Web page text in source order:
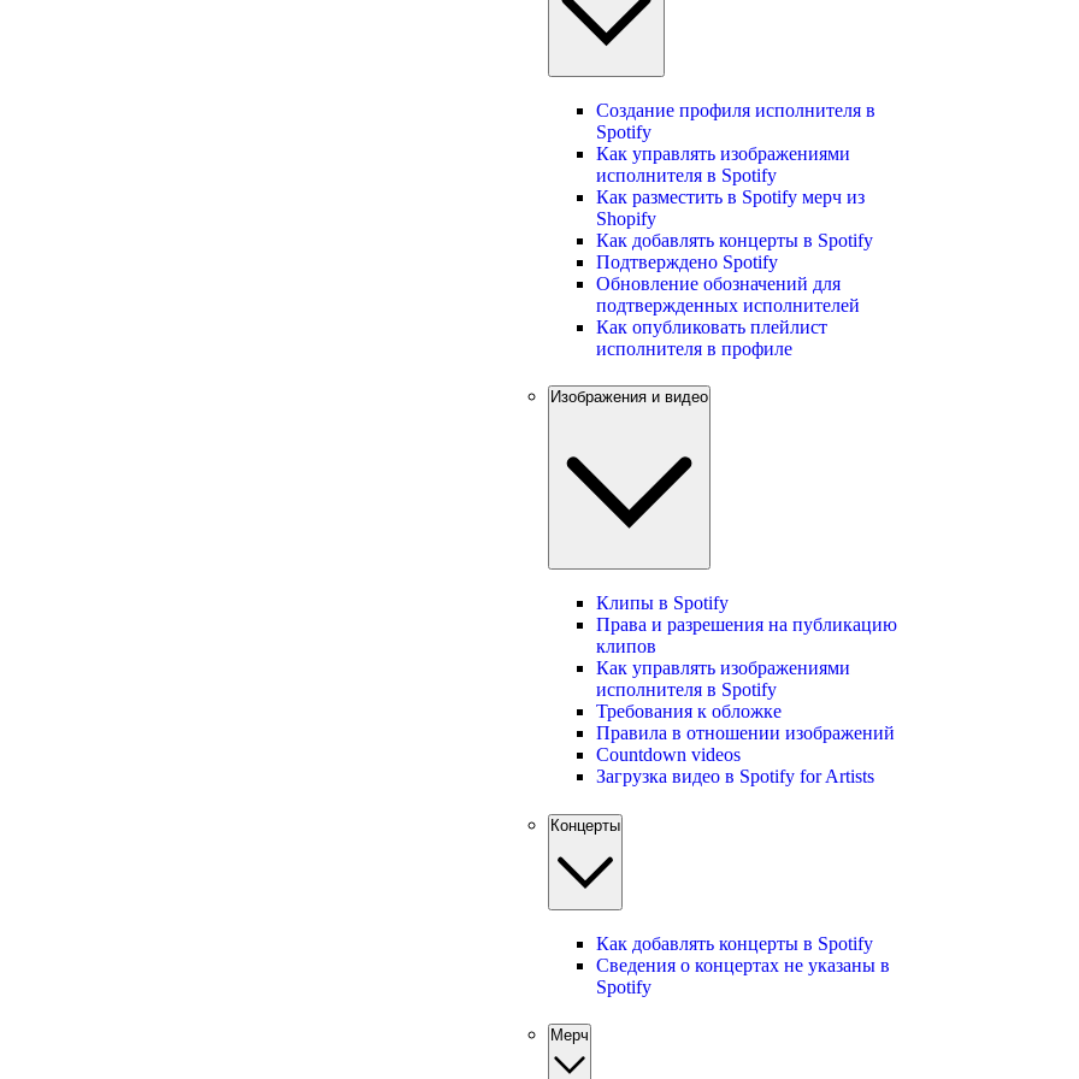
Создание профиля исполнителя в
Spotify
Как управлять изображениями
исполнителя в Spotify
Как разместить в Spotify мерч из
Shopify
Как добавлять концерты в Spotify
Подтверждено Spotify
Обновление обозначений для
подтвержденных исполнителей
Как опубликовать плейлист
исполнителя в профиле
Изображения и видео
Клипы в Spotify
Права и разрешения на публикацию
клипов
Как управлять изображениями
исполнителя в Spotify
Требования к обложке
Правила в отношении изображений
Countdown videos
Загрузка видео в Spotify for Artists
Концерты
Как добавлять концерты в Spotify
Сведения о концертах не указаны в
Spotify
Мерч